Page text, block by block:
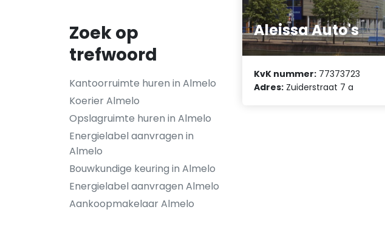
Zoek op
trefwoord
Kantoorruimte huren in Almelo
Koerier Almelo
Opslagruimte huren in Almelo
Energielabel aanvragen in
Almelo
Bouwkundige keuring in Almelo
Energielabel aanvragen Almelo
Aankoopmakelaar Almelo
Aleissa Auto's
KvK nummer: 77373723
Adres: Zuiderstraat 7 a